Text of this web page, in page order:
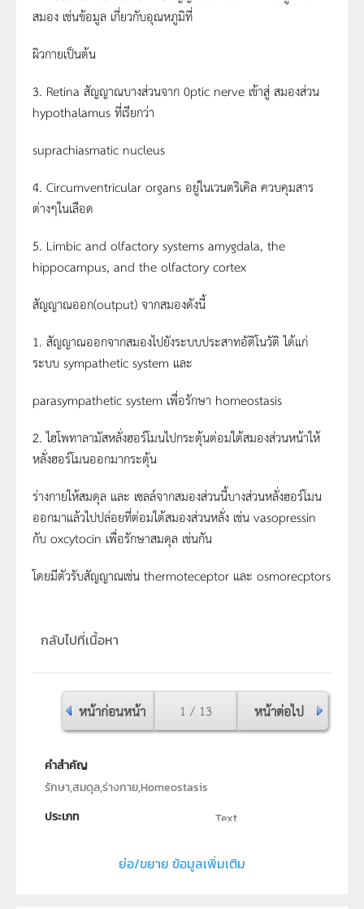
สมอง เช่นข้อมูล เกี่ยวกับอุณหภูมิที่
ผิวกายเป็นต้น
3. Retina สัญญาณบางส่วนจาก 0ptic nerve เข้าสู่ สมองส่วน
hypothalamus ที่เรียกว่า
suprachiasmatic nucleus
4. Circumventricular organs อยู่ในเวนตริเคิล ควบคุมสาร
ต่างๆในเลือด
5. Limbic and olfactory systems amygdala, the
hippocampus, and the olfactory cortex
สัญญาณออก(output) จากสมองดังนี้
1. สัญญาณออกจากสมองไปยังระบบประสาทอัติโนวัติ ได้แก่
ระบบ sympathetic system และ
parasympathetic system เพื่อรักษา homeostasis
2. ไฮโพทาลามัสหลั่งฮอร์โมนไปกระตุ้นต่อมใต้สมองส่วนหน้าให้
หลั่งฮอร์โมนออกมากระตุ้น
ร่างกายให้สมดุล และ เซลล์จากสมองส่วนนี้บางส่วนหลั่งฮอร์โมน
ออกมาแล้วไปปล่อยที่ต่อมใต้สมองส่วนหลั่ง เช่น vasopressin
กับ oxcytocin เพื่อรักษาสมดุล เช่นกัน
โดยมีตัวรับสัญญาณเช่น thermoteceptor และ osmorecptors
กลับไปที่เนื้อหา
หน้าก่อนหน้า 1 / 13 หน้าต่อไป
คำสำคัญ
รักษา,สมดุล,ร่างกาย,Homeostasis
ประเภท
Text
สถาบันส่งเสริมการสอนวิทยาศาสตร์และเทคโนโลยี (สสวท.)
ย่อ/ขยาย ข้อมูลเพิ่มเติม